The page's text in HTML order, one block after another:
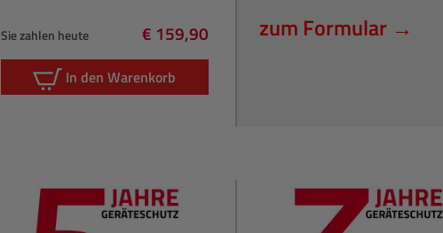
Sie zahlen heute
Regulärer Preis:
€ 159,90
In den Warenkorb
zum Formular →